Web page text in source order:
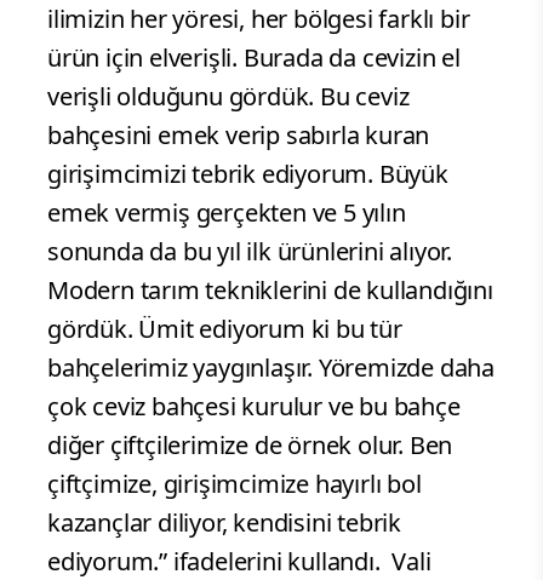
ilimizin her yöresi, her bölgesi farklı bir
ürün için elverişli. Burada da cevizin el
verişli olduğunu gördük. Bu ceviz
bahçesini emek verip sabırla kuran
girişimcimizi tebrik ediyorum. Büyük
emek vermiş gerçekten ve 5 yılın
sonunda da bu yıl ilk ürünlerini alıyor.
Modern tarım tekniklerini de kullandığını
gördük. Ümit ediyorum ki bu tür
bahçelerimiz yaygınlaşır. Yöremizde daha
çok ceviz bahçesi kurulur ve bu bahçe
diğer çiftçilerimize de örnek olur. Ben
çiftçimize, girişimcimize hayırlı bol
kazançlar diliyor, kendisini tebrik
ediyorum.” ifadelerini kullandı. Vali